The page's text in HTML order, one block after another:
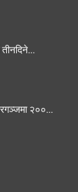
तीनदिने…
२००…